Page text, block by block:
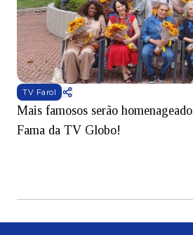
TV Farol
Mais famosos serão
Fama da TV Globo!